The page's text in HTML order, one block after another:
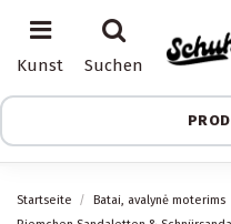
Kunst Suchen
Startseite Batai, avalynė moterims